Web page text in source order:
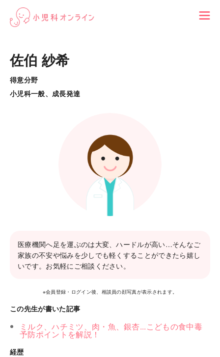
佐伯 紗希
得意分野
小児科一般、成長発達
医療機関へ足を運ぶのは大変、ハードルが高い…そんなご
家族の不安や悩みを少しでも軽くすることができたら嬉し
いです。お気軽にご相談ください。
※会員登録・ログイン後、相談員の顔写真が表示されます。
この先生が書いた記事
ミルク、ハチミツ、肉・魚、銀杏...こどもの食中毒
予防ポイントを解説！
経歴